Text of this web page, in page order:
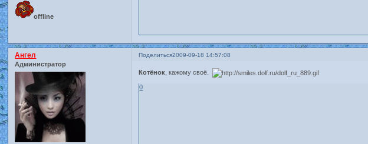
offline
Поделиться2009-09-18 14:57:08
Ангел
Администратор
Котёнок , кажому своё.
0